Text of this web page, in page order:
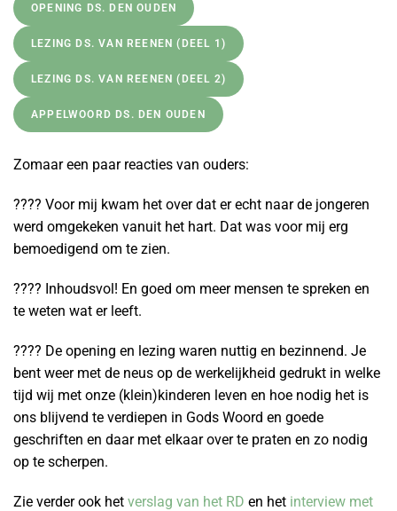
OPENING DS. DEN OUDEN
LEZING DS. VAN REENEN (DEEL 1)
LEZING DS. VAN REENEN (DEEL 2)
APPELWOORD DS. DEN OUDEN
Zomaar een paar reacties van ouders:
???? Voor mij kwam het over dat er echt naar de jongeren
werd omgekeken vanuit het hart. Dat was voor mij erg
bemoedigend om te zien.
???? Inhoudsvol! En goed om meer mensen te spreken en
te weten wat er leeft.
???? De opening en lezing waren nuttig en bezinnend. Je
bent weer met de neus op de werkelijkheid gedrukt in welke
tijd wij met onze (klein)kinderen leven en hoe nodig het is
ons blijvend te verdiepen in Gods Woord en goede
geschriften en daar met elkaar over te praten en zo nodig
op te scherpen.
Zie verder ook het verslag van het RD en het interview met